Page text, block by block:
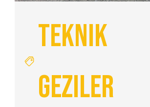
Teknik
Geziler